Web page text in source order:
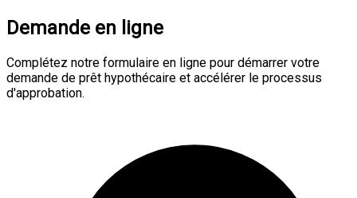
Demande en ligne
Complétez notre formulaire en ligne pour démarrer votre
demande de prêt hypothécaire et accélérer le processus
d'approbation.